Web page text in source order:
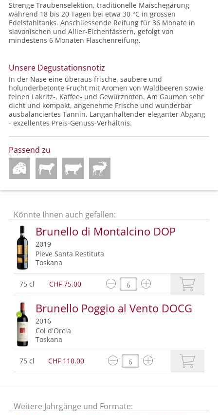
Strenge Traubenselektion, traditionelle Maischegärung
während 18 bis 20 Tagen bei etwa 30 °C in grossen
Edelstahltanks. Anschliessende Reifung für 36 Monate in
slavonischen und Allier-Eichenfässern, gefolgt von
mindestens 6 Monaten Flaschenreifung.
Unsere Degustationsnotiz
In der Nase eine überaus frische, saubere und
holunderbetonte Frucht mit Aromen von Waldbeeren sowie
feinen Lakritz-, Kaffee- und Gewürznoten. Am Gaumen sehr
dicht und kompakt, angenehme Frische und wunderbar
ausbalanciertes Tannin. Langanhaltender eleganter Abgang
- exzellentes Preis-Genuss-Verhältnis.
Passend zu
Könnte Ihnen auch gefallen:
Brunello di Montalcino DOP
2019
Pieve Santa Restituta
Toskana
75 cl CHF 75.00
Brunello Poggio al Vento DOCG
2016
Col d'Orcia
Toskana
75 cl CHF 110.00
Weitere Jahrgänge und Formate: